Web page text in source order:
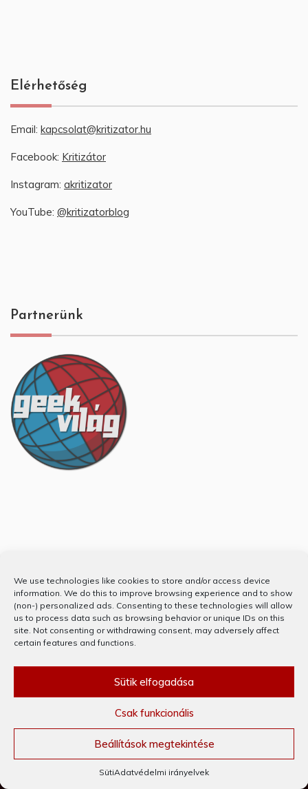
We use technologies like cookies to store and/or access device
information. We do this to improve browsing experience and to show
(non-) personalized ads. Consenting to these technologies will allow
us to process data such as browsing behavior or unique IDs on this
site. Not consenting or withdrawing consent, may adversely affect
certain features and functions.
Sütik elfogadása
Csak funkcionális
Beállítások megtekintése
SütiAdatvédelmi irányelvek
Elérhetőség
Email: kapcsolat@kritizator.hu
Facebook: Kritizátor
Instagram: akritizator
YouTube: @kritizatorblog
Partnerünk
Partnerünk
KÖSZÖNJÜK WORDPRESS! © MINDEN JOG FENNTARTVA 2020
THEME: PREFER BYTEMPLATE SELL